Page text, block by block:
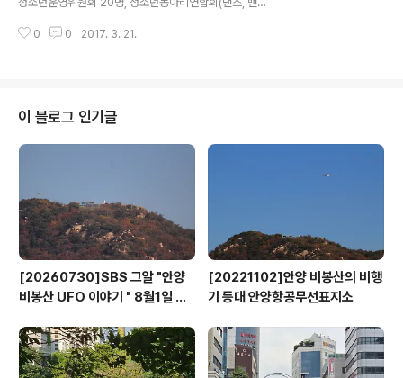
다. 양 구단은 이번 협약을 통해 상호 이익 추구를 위한 의
견, 상담, 조언의 관점에서의 정보 공유, 연 1회 이상 상호
소년문화의집 다목적실에서 연합 위촉식을 실시했다. 이날
년안전교육은 자치활동을 하며 생길 수 있는 각종 위험 요
소에 대해 청소년 대표가 자치원들의 안전을 지킬 수 있도
록 하는데 의미를 더했다. 또한 위촉장 수여를 통해 청소년
이 안전하고 즐거운 청소년자치활동을 하길 바라..
0 0 2017. 3. 21.
이 블로그 인기글
[20260730]SBS 그알 "안양
비봉산 UFO 이야기 " 8월1일 방
[20221102]안양 비봉산의 비행
기 등대 안양항공무선표지소